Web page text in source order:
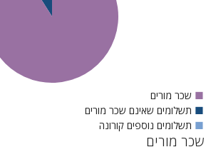
■ שכר מורים
■ תשלומים שאינם שכר מורים
■ תשלומים נוספים קורונה
שכר מורים